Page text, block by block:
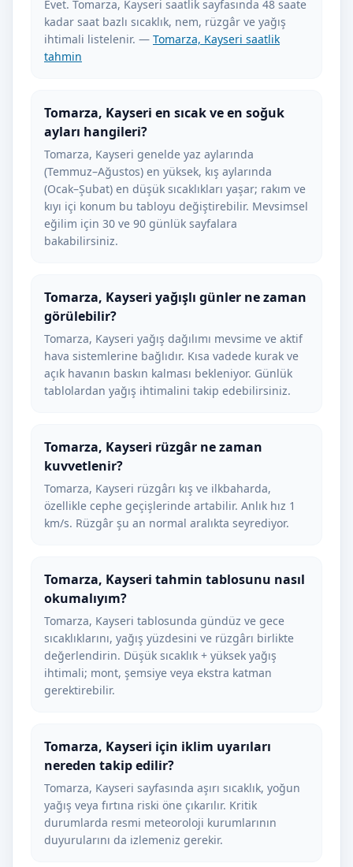
Evet. Tomarza, Kayseri saatlik sayfasında 48 saate
kadar saat bazlı sıcaklık, nem, rüzgâr ve yağış
ihtimali listelenir. — Tomarza, Kayseri saatlik
tahmin
Tomarza, Kayseri en sıcak ve en soğuk
ayları hangileri?
Tomarza, Kayseri genelde yaz aylarında
(Temmuz–Ağustos) en yüksek, kış aylarında
(Ocak–Şubat) en düşük sıcaklıkları yaşar; rakım ve
kıyı içi konum bu tabloyu değiştirebilir. Mevsimsel
eğilim için 30 ve 90 günlük sayfalara
bakabilirsiniz.
Tomarza, Kayseri yağışlı günler ne zaman
görülebilir?
Tomarza, Kayseri yağış dağılımı mevsime ve aktif
hava sistemlerine bağlıdır. Kısa vadede kurak ve
açık havanın baskın kalması bekleniyor. Günlük
tablolardan yağış ihtimalini takip edebilirsiniz.
Tomarza, Kayseri rüzgâr ne zaman
kuvvetlenir?
Tomarza, Kayseri rüzgârı kış ve ilkbaharda,
özellikle cephe geçişlerinde artabilir. Anlık hız 1
km/s. Rüzgâr şu an normal aralıkta seyrediyor.
Tomarza, Kayseri tahmin tablosunu nasıl
okumalıyım?
Tomarza, Kayseri tablosunda gündüz ve gece
sıcaklıklarını, yağış yüzdesini ve rüzgârı birlikte
değerlendirin. Düşük sıcaklık + yüksek yağış
ihtimali; mont, şemsiye veya ekstra katman
gerektirebilir.
Tomarza, Kayseri için iklim uyarıları
nereden takip edilir?
Tomarza, Kayseri sayfasında aşırı sıcaklık, yoğun
yağış veya fırtına riski öne çıkarılır. Kritik
durumlarda resmi meteoroloji kurumlarının
duyurularını da izlemeniz gerekir.